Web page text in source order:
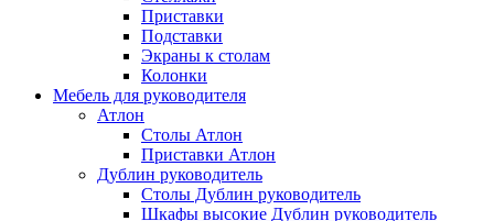
Приставки
Подставки
Экраны к столам
Колонки
Мебель для руководителя
Атлон
Столы Атлон
Приставки Атлон
Дублин руководитель
Столы Дублин руководитель
Шкафы высокие Дублин руководитель